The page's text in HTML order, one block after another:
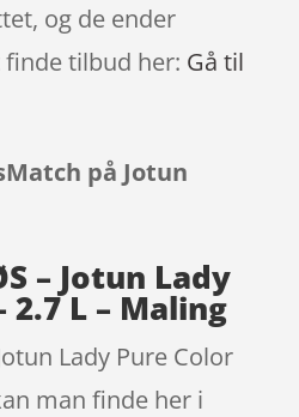
og de ender
tilbud her: Gå til
på Jotun
– Jotun Lady
2.7 L – Maling
Lady Pure Color
man finde her i